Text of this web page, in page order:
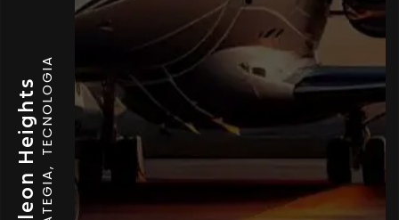
TECNOLOGIA
Marleon Heights